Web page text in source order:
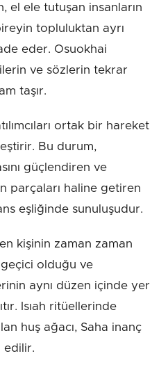
el ele tutuşan insanların
topluluktan ayrı
eder. Osuokhai
ve sözlerin tekrar
taşır.
ortak bir hareket
Bu durum,
güçlendiren ve
parçaları haline getiren
eşliğinde sunuluşudur.
kişinin zaman zaman
olduğu ve
aynı düzen içinde yer
Isıah ritüellerinde
huş ağacı, Saha inanç
edilir.